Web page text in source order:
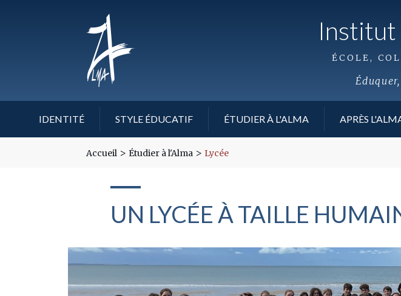
Institut
ÉCOLE,
IDENTITÉ STYLE ÉDUCATIF ÉTUDIER À L'ALMA APRÈS
Accueil > Étudier à l'Alma > Lycée
UN LYCÉE À TAILLE